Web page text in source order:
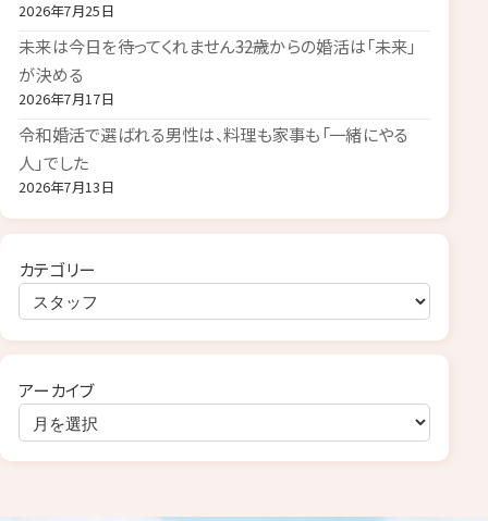
2026年7月25日
未来は今日を待ってくれません――32歳からの婚活は「未来」
が決める
2026年7月17日
令和婚活で選ばれる男性は、料理も家事も「一緒にやる
人」でした
2026年7月13日
カテゴリー
アーカイブ